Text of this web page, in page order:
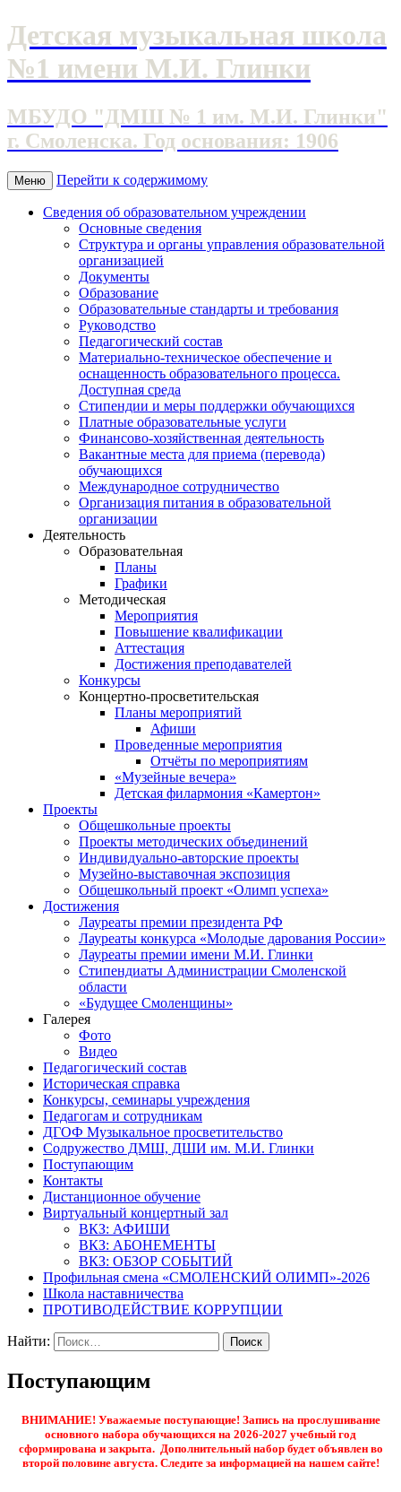
Детская музыкальная школа
№1 имени М.И. Глинки
МБУДО "ДМШ № 1 им. М.И. Глинки"
г. Смоленска. Год основания: 1906
Меню Перейти к содержимому
Сведения об образовательном учреждении
Основные сведения
Структура и органы управления образовательной
организацией
Документы
Образование
Образовательные стандарты и требования
Руководство
Педагогический состав
Материально-техническое обеспечение и
оснащенность образовательного процесса.
Доступная среда
Стипендии и меры поддержки обучающихся
Платные образовательные услуги
Финансово-хозяйственная деятельность
Вакантные места для приема (перевода)
обучающихся
Международное сотрудничество
Организация питания в образовательной
организации
Деятельность
Образовательная
Планы
Графики
Методическая
Мероприятия
Повышение квалификации
Аттестация
Достижения преподавателей
Конкурсы
Концертно-просветительская
Планы мероприятий
Афиши
Проведенные мероприятия
Отчёты по мероприятиям
«Музейные вечера»
Детская филармония «Камертон»
Проекты
Общешкольные проекты
Проекты методических объединений
Индивидуально-авторские проекты
Музейно-выставочная экспозиция
Общешкольный проект «Олимп успеха»
Достижения
Лауреаты премии президента РФ
Лауреаты конкурса «Молодые дарования России»
Лауреаты премии имени М.И. Глинки
Стипендиаты Администрации Смоленской
области
«Будущее Смоленщины»
Галерея
Фото
Видео
Педагогический состав
Историческая справка
Конкурсы, семинары учреждения
Педагогам и сотрудникам
ДГОФ Музыкальное просветительство
Содружество ДМШ, ДШИ им. М.И. Глинки
Поступающим
Контакты
Дистанционное обучение
Виртуальный концертный зал
ВКЗ: АФИШИ
ВКЗ: АБОНЕМЕНТЫ
ВКЗ: ОБЗОР СОБЫТИЙ
Профильная смена «СМОЛЕНСКИЙ ОЛИМП»-2026
Школа наставничества
ПРОТИВОДЕЙСТВИЕ КОРРУПЦИИ
Найти:
Поступающим
ВНИМАНИЕ! Уважаемые поступающие! Запись на прослушивание
основного набора обучающихся на 2026-2027 учебный год
сформирована и закрыта. Дополнительный набор будет объявлен во
второй половине августа. Следите за информацией на нашем сайте!